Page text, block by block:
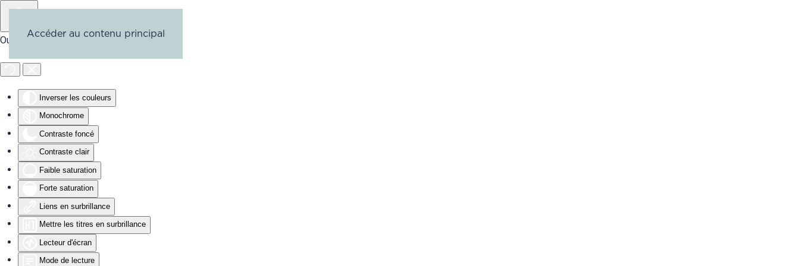
Outils d'accessibilité
Inverser les couleurs
Monochrome
Contraste foncé
Contraste clair
Faible saturation
Forte saturation
Liens en surbrillance
Mettre les titres en surbrillance
Lecteur d'écran
Mode de lecture
Accéder au contenu principal